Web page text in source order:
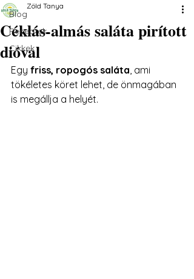
Blog
Receptek
Cikkek
Céklás-almás saláta pirított
dióval
Zöld Tanya
Egy friss, ropogós saláta , ami
tökéletes köret lehet, de önmagában
is megállja a helyét.